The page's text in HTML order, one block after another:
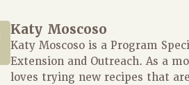
Katy Moscoso
Katy Moscoso is a Program
Extension and Outreach. As a
loves trying new recipes that